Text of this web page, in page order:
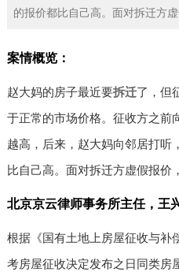
的报价都比自己高。面对拆迁方
案情概览：
赵大妈的房子最近要拆迁了，但
于正常的市场价格。征收方之前
越高，后来，赵大妈向邻居打听
比自己高。面对拆迁方虚假报价
北京京云律师事务所主任，王
根据《国有土地上房屋征收与补
考房屋征收决定发布之日同类房